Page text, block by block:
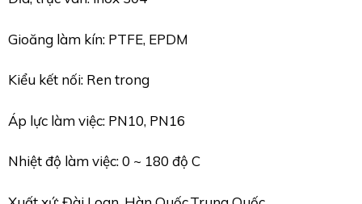
Gioăng làm kín: PTFE, EPDM
Kiểu kết nối: Ren trong
Áp lực làm việc: PN10, PN16
Nhiệt độ làm việc: 0 ~ 180 độ C